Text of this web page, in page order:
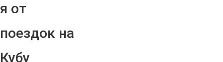
я от
поездок на
Кубу